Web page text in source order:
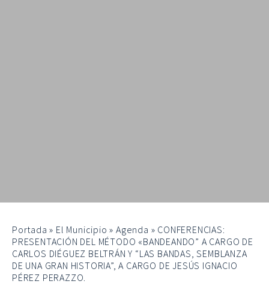
Portada » El Municipio »Agenda » CONFERENCIAS:
PRESENTACIÓN DEL MÉTODO «BANDEANDO” A CARGO DE
CARLOS DIÉGUEZ BELTRÁN Y “LAS BANDAS, SEMBLANZA
DE UNA GRAN HISTORIA”, A CARGO DE JESÚS IGNACIO
PÉREZ PERAZZO.